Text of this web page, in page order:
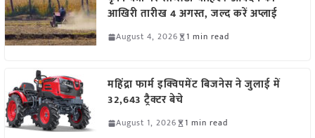
आखिरी तारीख 4 अगस्त, जल्द करें अप्लाई
August 4, 2026 1 min read
महिंद्रा फार्म इक्विपमेंट बिजनेस ने जुलाई में
32,643 ट्रैक्टर बेचे
August 1, 2026 1 min read